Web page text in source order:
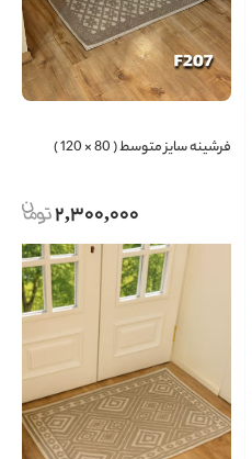
فرشینه سایز متوسط ( 80 × 120 )
2,300,000